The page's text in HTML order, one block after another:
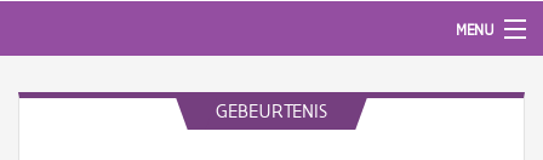
MENU
GEBEURTENIS